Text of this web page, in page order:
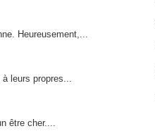
Heureusement,...
leurs propres...
être cher....